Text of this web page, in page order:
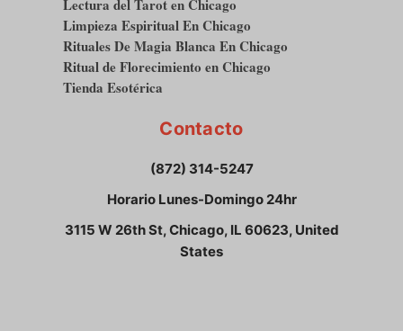
Lectura del Tarot en Chicago
Limpieza Espiritual En Chicago
Rituales De Magia Blanca En Chicago
Ritual de Florecimiento en Chicago
Tienda Esotérica
Contacto
(872) 314-5247
Horario Lunes-Domingo 24hr
3115 W 26th St, Chicago, IL 60623, United
States